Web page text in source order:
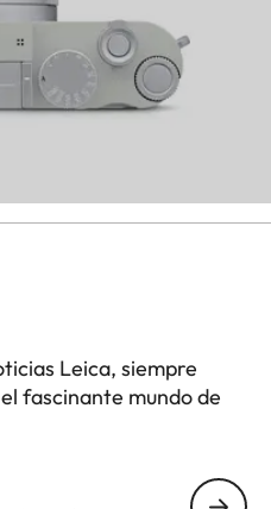
Leica, siempre
fascinante mundo de